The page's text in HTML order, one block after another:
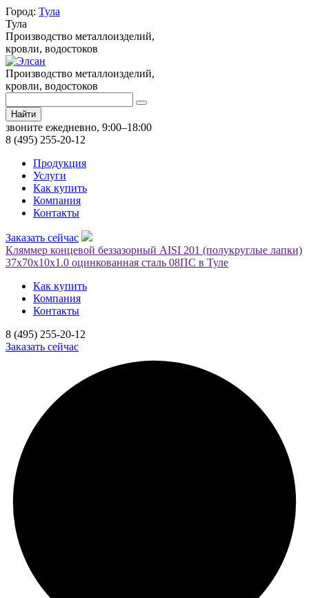
Город: Тула
Тула
Производство металлоизделий,
кровли, водостоков
Производство металлоизделий,
кровли, водостоков
Найти
звоните ежедневно, 9:00–18:00
8 (495) 255-20-12
Продукция
Услуги
Как купить
Компания
Контакты
Заказать сейчас
Кляммер концевой беззазорный AISI 201 (полукруглые лапки)
37х70х10х1.0 оцинкованная сталь 08ПС в Туле
Как купить
Компания
Контакты
8 (495) 255-20-12
Заказать сейчас